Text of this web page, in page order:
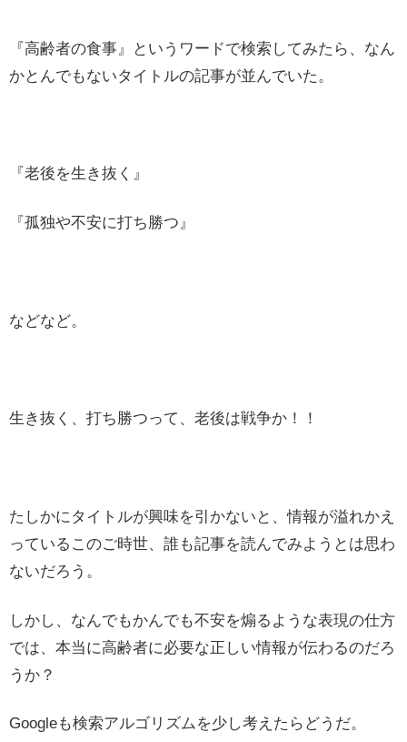
『高齢者の食事』というワードで検索してみたら、なん
かとんでもないタイトルの記事が並んでいた。
『老後を生き抜く』
『孤独や不安に打ち勝つ』
などなど。
生き抜く、打ち勝つって、老後は戦争か！！
たしかにタイトルが興味を引かないと、情報が溢れかえ
っているこのご時世、誰も記事を読んでみようとは思わ
ないだろう。
しかし、なんでもかんでも不安を煽るような表現の仕方
では、本当に高齢者に必要な正しい情報が伝わるのだろ
うか？
Googleも検索アルゴリズムを少し考えたらどうだ。